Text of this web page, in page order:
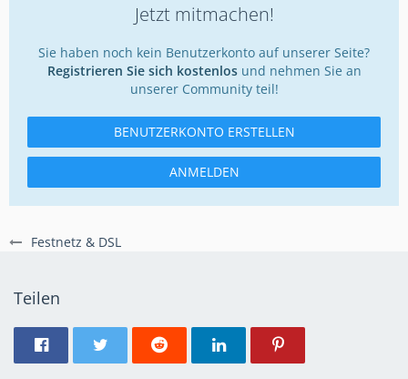
Festnetz & DSL
Jetzt mitmachen!
Sie haben noch kein Benutzerkonto auf unserer Seite?
Registrieren Sie sich kostenlosund nehmen Sie an
unserer Community teil!
BENUTZERKONTO ERSTELLEN
ANMELDEN
Teilen